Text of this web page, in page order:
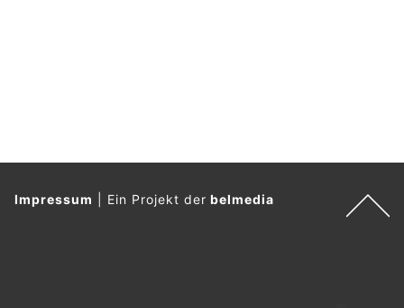
Impressum Ein Projekt derbelmedia